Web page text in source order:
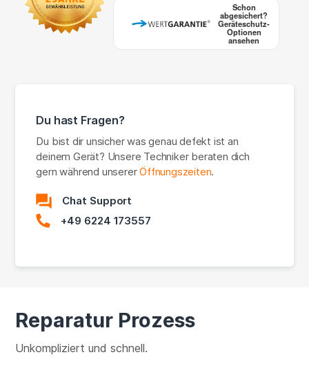
Schon
abgesichert?
Geräteschutz-
Optionen
ansehen
Du hast Fragen?
Du bist dir unsicher was genau defekt ist an
deinem Gerät? Unsere Techniker beraten dich
gern während unsererÖffnungszeiten.
Chat Support
+49 6224 173557
Reparatur Prozess
Unkompliziert und schnell.